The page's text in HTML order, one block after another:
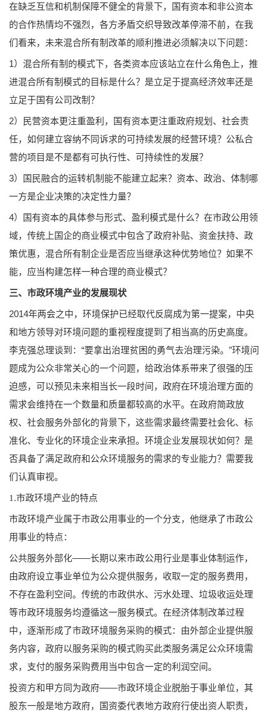
在缺乏互信和机制保障不健全的背景下，国有资本和非公资本
的合作热情均不强烈，各方矛盾交织导致改革停滞不前，在我
们看来，未来混合所有制改革的顺利推进必须解决以下问题：
1）混合所有制的模式下，各类资本应该站立在什么角色上，推
进混合所有制模式的目标是什么？是立足于提高经济效率还是
立足于国有公司改制？
2）民营资本更注重盈利，国有资本更注重政府规划、社会责
任，如何建立容纳不同诉求的可持续发展的经营环境？公私合
营的项目是不是都有可执行性、可持续性的发展？
3）国民融合的运转机制能不能建立起来？资本、政治、体制哪
一方是企业决策的决定性力量？
4）国有资本的具体参与形式、盈利模式是什么？在市政公用领
域，传统上国企的商业模式中包含了政府补贴、资金扶持、政
策优惠，混合所有制企业是否应当继承这种优势地位？如果不
能，应当构建怎样一种合理的商业模式？
三、市政环境产业的发展现状
2014年两会之中，环境保护已经取代反腐成为第一提案，中央
和地方领导对环境问题的重视程度提到了相当高的历史高度。
李克强总理谈到：“要拿出治理贫困的勇气去治理污染。”环境问
题成为公众非常关心的一个问题，给政治体系带来了很强的压
迫感，可以预见未来相当长一段时间，政府在环境治理方面的
需求会维持在一个数量和质量都较高的水平。在政府简政放
权、社会服务外部化的背景下，这些需求最终需要社会化、标
准化、专业化的环境企业来承担。环境企业发展现状如何？是
否具备了满足政府和公众环境服务的需求的专业能力？需要我
们认真审视。
1.市政环境产业的特点
市政环境产业属于市政公用事业的一个分支，他继承了市政公
用事业的特点：
公共服务外部化——长期以来市政公用行业是事业体制运作，
由政府设立事业单位为公众提供服务，收取一定的服务费用，
不存在盈利空间。传统的市政供水、污水处理、垃圾收运处理
等市政环境服务均遵循这一服务模式。在经济体制改革过程
中，逐渐形成了市政环境服务采购的模式：由外部企业提供服
务内容，政府以服务采购的模式购买此类服务满足公众环境需
求，支付的服务采购费用当中包含一定的利润空间。
投资方和甲方同为政府——市政环境企业脱胎于事业单位，其
股东一般是地方政府，国资委代表地方政府行使出资人职责，